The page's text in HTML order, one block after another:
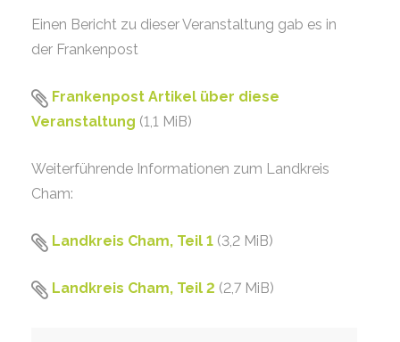
Einen Bericht zu dieser Veranstaltung gab es in
der Frankenpost
Frankenpost Artikel über diese
Veranstaltung (1,1 MiB)
Weiterführende Informationen zum Landkreis
Cham:
Landkreis Cham, Teil 1 (3,2 MiB)
Landkreis Cham, Teil 2 (2,7 MiB)